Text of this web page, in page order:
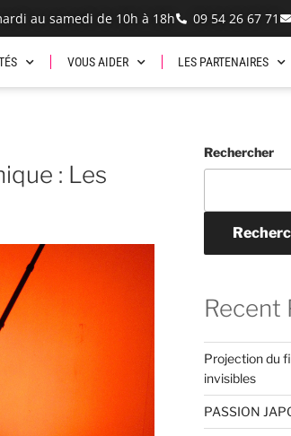
au samedi de 10h à 18h ‭09 54 26 67 71‬
VOUS AIDER LES PARTENAIRES
: Les
Rechercher
Recent
Projection du
invisibles
PASSION